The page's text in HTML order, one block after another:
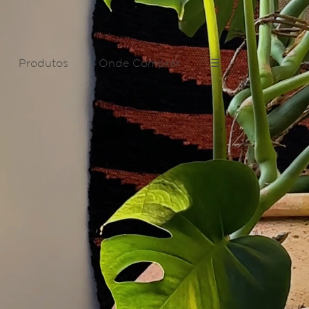
Produtos Onde Comprar ☰